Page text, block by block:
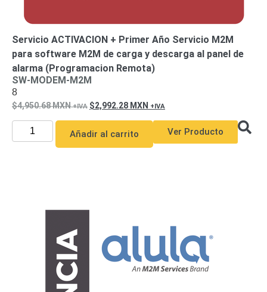
Servicio ACTIVACION + Primer Año Servicio M2M
para software M2M de carga y descarga al panel de
alarma (Programacion Remota)
SW-MODEM-M2M
8
4,950.68MXN 2,992.28 MXN
Añadir al carrito Ver Producto